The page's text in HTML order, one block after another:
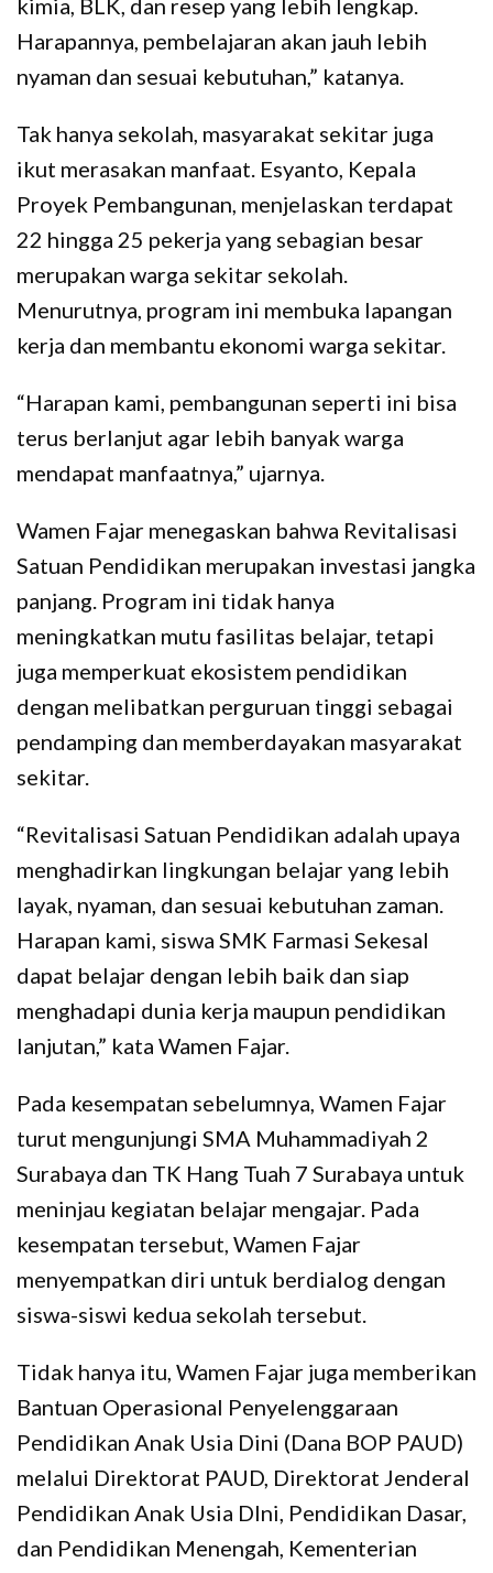
kimia, BLK, dan resep yang lebih lengkap.
Harapannya, pembelajaran akan jauh lebih
nyaman dan sesuai kebutuhan,” katanya.
Tak hanya sekolah, masyarakat sekitar juga
ikut merasakan manfaat. Esyanto, Kepala
Proyek Pembangunan, menjelaskan terdapat
22 hingga 25 pekerja yang sebagian besar
merupakan warga sekitar sekolah.
Menurutnya, program ini membuka lapangan
kerja dan membantu ekonomi warga sekitar.
“Harapan kami, pembangunan seperti ini bisa
terus berlanjut agar lebih banyak warga
mendapat manfaatnya,” ujarnya.
Wamen Fajar menegaskan bahwa Revitalisasi
Satuan Pendidikan merupakan investasi jangka
panjang. Program ini tidak hanya
meningkatkan mutu fasilitas belajar, tetapi
juga memperkuat ekosistem pendidikan
dengan melibatkan perguruan tinggi sebagai
pendamping dan memberdayakan masyarakat
sekitar.
“Revitalisasi Satuan Pendidikan adalah upaya
menghadirkan lingkungan belajar yang lebih
layak, nyaman, dan sesuai kebutuhan zaman.
Harapan kami, siswa SMK Farmasi Sekesal
dapat belajar dengan lebih baik dan siap
menghadapi dunia kerja maupun pendidikan
lanjutan,” kata Wamen Fajar.
Pada kesempatan sebelumnya, Wamen Fajar
turut mengunjungi SMA Muhammadiyah 2
Surabaya dan TK Hang Tuah 7 Surabaya untuk
meninjau kegiatan belajar mengajar. Pada
kesempatan tersebut, Wamen Fajar
menyempatkan diri untuk berdialog dengan
siswa-siswi kedua sekolah tersebut.
Tidak hanya itu, Wamen Fajar juga memberikan
Bantuan Operasional Penyelenggaraan
Pendidikan Anak Usia Dini (Dana BOP PAUD)
melalui Direktorat PAUD, Direktorat Jenderal
Pendidikan Anak Usia DIni, Pendidikan Dasar,
dan Pendidikan Menengah, Kementerian